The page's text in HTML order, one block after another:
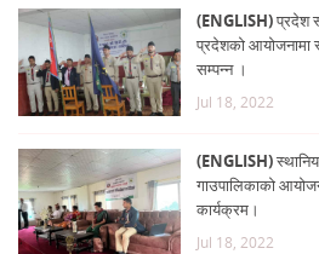
(ENGLISH) प्रदेश
प्रदेशको आयोजनामा
सम्पन्न ।
Jul 18, 2022
(ENGLISH)
गाउपालिकाको
कार्यक्रम।
Jul 18, 2022